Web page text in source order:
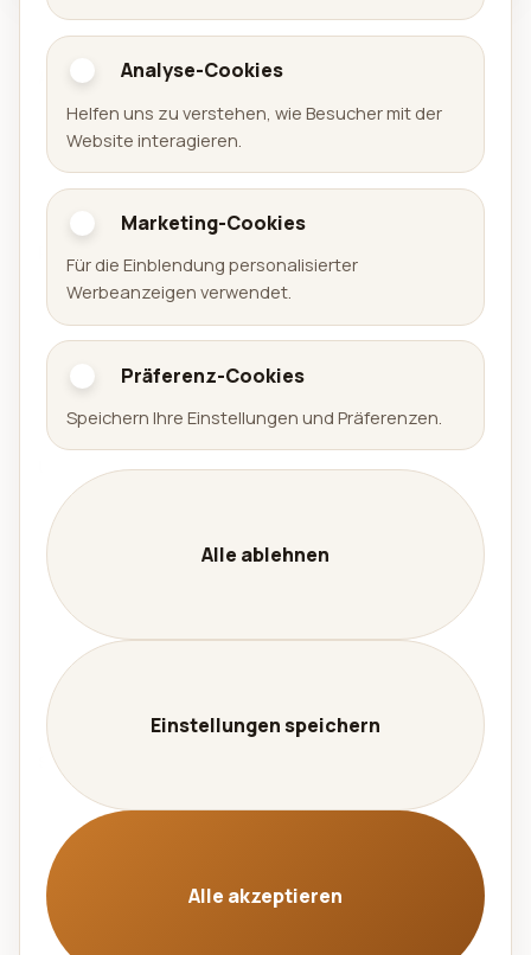
Aralel GmbH
Offizielle Website der Aralel GmbH mit öffentlichem
Portfolio veröffentlichter Produkte und direkten
Links zu den jeweiligen Plattformen.
Portfolio
Spiele
Apps
Arena Sudoku
Availabell
Unternehmen
Unternehmen
Leistungen
Kontakt
Karriere
Datenschutz
Impressum
Sprache
🇩🇪 Deutsch
🇬🇧 English
© 2026 Aralel GmbH. Alle Rechte vorbehalten. |
Analyse-Cookies
Helfen uns zu verstehen, wie Besucher mit der
Website interagieren.
Marketing-Cookies
Für die Einblendung personalisierter
Werbeanzeigen verwendet.
Präferenz-Cookies
Speichern Ihre Einstellungen und Präferenzen.
Alle ablehnen
Einstellungen speichern
Alle akzeptieren